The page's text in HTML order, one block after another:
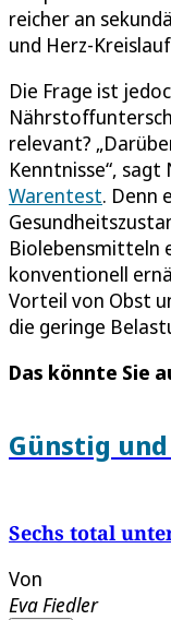
reicher an
und Herz-
Die Frage ist
relevant?
Kenntnisse“,
Warentest. Denn
Biolebensmitteln
konventionell
Vorteil von Obst
die geringe
Das könnte Sie
Günstig
Sechs total
Von
Eva Fiedler